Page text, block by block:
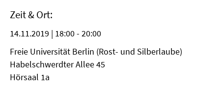
Video
Zeit & Ort:
14.11.2019 | 18:00 - 20:00
Freie Universität Berlin (Rost- und Silberlaube)
Habelschwerdter Allee 45
Hörsaal 1a